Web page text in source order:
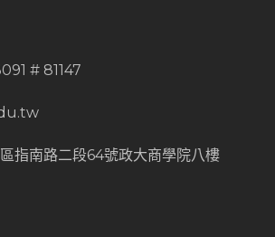
# 81147
指南路二段64號政大商學院八樓